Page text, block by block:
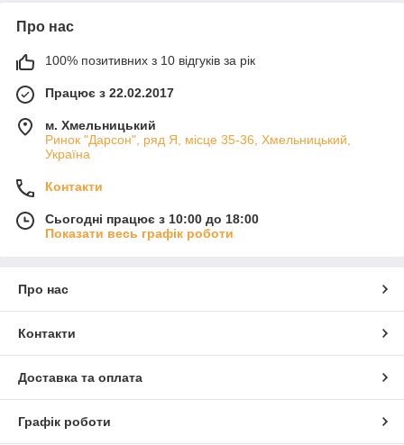
Про нас
100% позитивних з 10 відгуків за рік
Працює з 22.02.2017
м. Хмельницький
Ринок "Дарсон", ряд Я, місце 35-36, Хмельницький,
Україна
Контакти
Сьогодні працює з 10:00 до 18:00
Показати весь графік роботи
Про нас
Контакти
Доставка та оплата
Графік роботи